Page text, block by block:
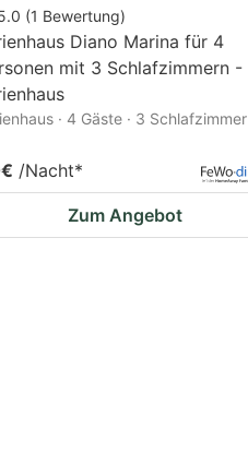
(1 Bewertung)
Diano Marina für 4
mit 3 Schlafzimmern -
· 4 Gäste · 3 Schlafzimmer
/Nacht*
Zum Angebot